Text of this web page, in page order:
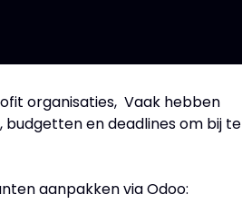
organisaties, Vaak hebben
en deadlines om bij te
aanpakken via Odoo: